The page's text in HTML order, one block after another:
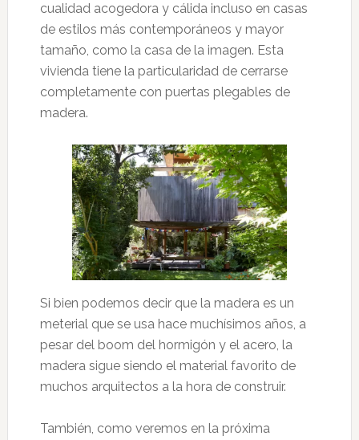
cualidad acogedora y cálida incluso en casas
de estilos más contemporáneos y mayor
tamaño, como la casa de la imagen. Esta
vivienda tiene la particularidad de cerrarse
completamente con puertas plegables de
madera.
Si bien podemos decir que la madera es un
meterial que se usa hace muchísimos años, a
pesar del boom del hormigón y el acero, la
madera sigue siendo el material favorito de
muchos arquitectos a la hora de construir.
También, como veremos en la próxima